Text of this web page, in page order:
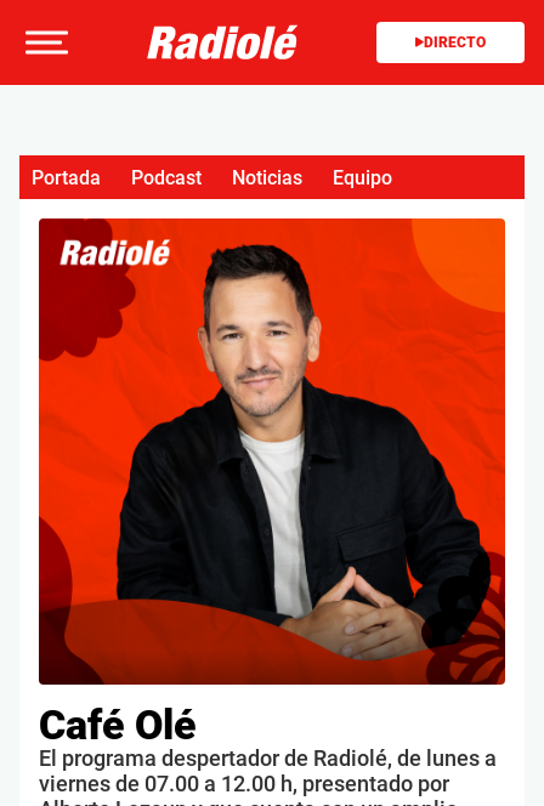
DIRECTO
Café Olé
El programa despertador de Radiolé, de lunes a
viernes de 07.00 a 12.00 h, presentado por
Portada Podcast Noticias Equipo